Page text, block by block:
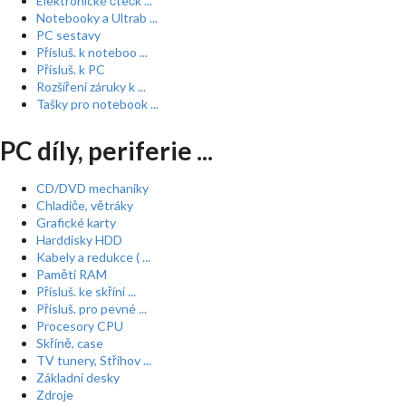
Notebooky a Ultrab ...
PC sestavy
Přísluš. k noteboo ...
Přísluš. k PC
Rozšíření záruky k ...
Tašky pro notebook ...
PC díly, periferie ...
CD/DVD mechaniky
Chladiče, větráky
Grafické karty
Harddisky HDD
Kabely a redukce ( ...
Paměti RAM
Přísluš. ke skříní ...
Přísluš. pro pevné ...
Procesory CPU
Skříně, case
TV tunery, Střihov ...
Základní desky
Zdroje